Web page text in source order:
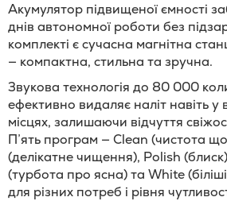
Акумулятор підвищеної ємності
днів автономної роботи без
комплекті є сучасна магнітна
— компактна, стильна та зручна.
Звукова технологія до 80 000
ефективно видаляє наліт навіть
місцях, залишаючи відчуття
П’ять програм — Clean (чистота
(делікатне чищення), Polish
(турбота про ясна) та White
для різних потреб і рівня